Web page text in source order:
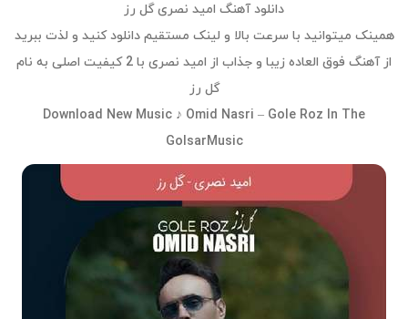
دانلود آهنگ امید نصری گل رز
همینک میتوانید با سرعت بالا و لینک مستقیم دانلود کنید و لذت ببرید
از آهنگ فوق العاده زیبا و جذاب از امید نصری با 2 کیفیت اصلی به نام
گل رز
Download New Music ♪ Omid Nasri – Gole Roz In The
GolsarMusic